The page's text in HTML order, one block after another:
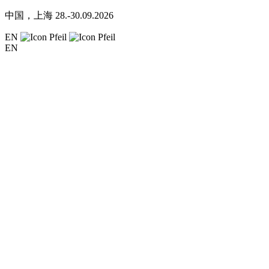
中国，上海 28.-30.09.2026
EN
EN